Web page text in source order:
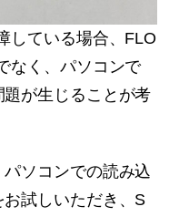
している場合、FLO
なく、パソコンで
が生じることが考
ソコンでの読み込
試しいただき、S